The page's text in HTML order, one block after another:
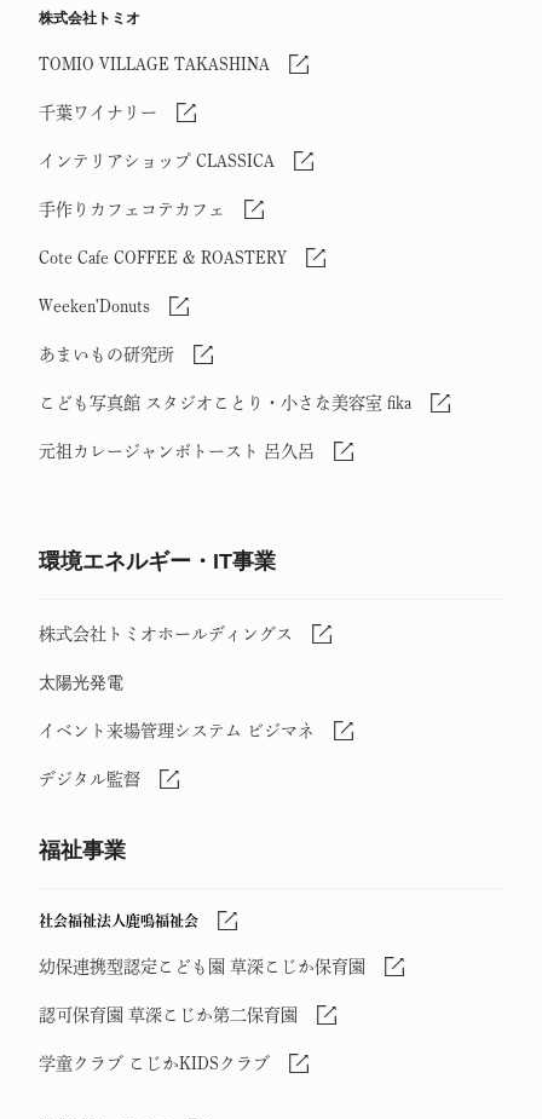
株式会社トミオ
TOMIO VILLAGE TAKASHINA
千葉ワイナリー
インテリアショップ CLASSICA
手作りカフェコテカフェ
Cote Cafe COFFEE & ROASTERY
Weeken'Donuts
あまいもの研究所
こども写真館 スタジオことり・小さな美容室 fika
元祖カレージャンボトースト 呂久呂
環境エネルギー・IT事業
株式会社トミオホールディングス
太陽光発電
イベント来場管理システム ビジマネ
デジタル監督
福祉事業
社会福祉法人鹿鳴福祉会
幼保連携型認定こども園 草深こじか保育園
認可保育園 草深こじか第二保育園
学童クラブ こじかKIDSクラブ